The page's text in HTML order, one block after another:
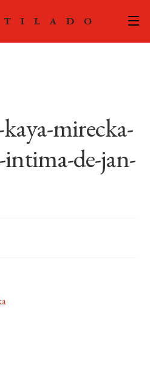
menú
menú
mirecka-
intima-de-jan-